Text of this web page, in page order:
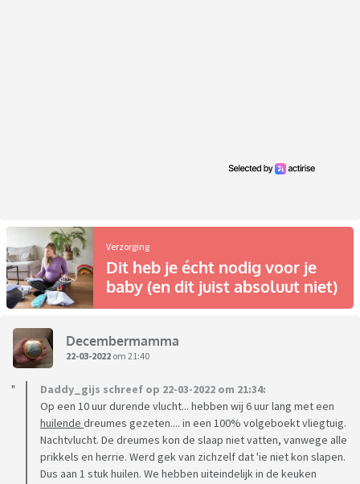
Verzorging
Dit heb je écht nodig voor je
baby (en dit juist absoluut niet)
Decembermamma
22-03-2022 om 21:40
Daddy_gijs schreef op 22-03-2022 om 21:34:
Op een 10 uur durende vlucht... hebben wij 6 uur lang met een
huilende dreumes gezeten.... in een 100% volgeboekt vliegtuig.
Nachtvlucht. De dreumes kon de slaap niet vatten, vanwege alle
prikkels en herrie. Werd gek van zichzelf dat 'ie niet kon slapen.
Dus aan 1 stuk huilen. We hebben uiteindelijk in de keuken